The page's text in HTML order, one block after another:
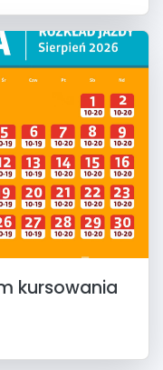
kursowania